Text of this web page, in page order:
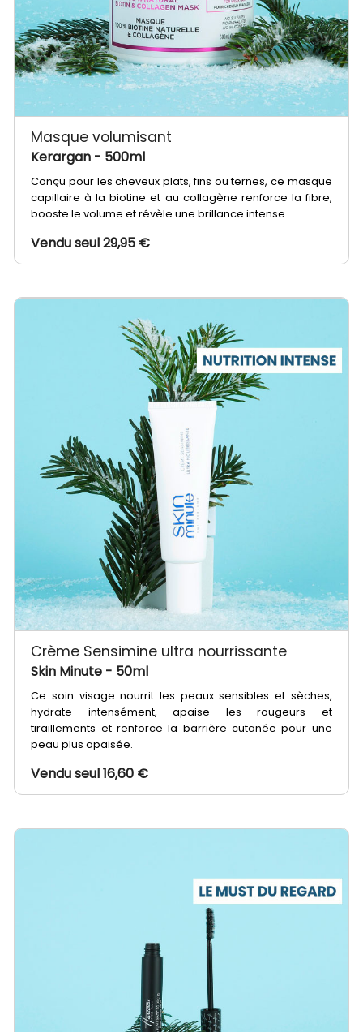
Masque volumisant
Kerargan - 500ml
Conçu pour les cheveux plats, fins ou ternes, ce masque
capillaire à la biotine et au collagène renforce la fibre,
booste le volume et révèle une brillance intense.
Vendu seul 29,95 €
Crème Sensimine ultra nourrissante
Skin Minute - 50ml
Ce soin visage nourrit les peaux sensibles et sèches,
hydrate intensément, apaise les rougeurs et
tiraillements et renforce la barrière cutanée pour une
peau plus apaisée.
Vendu seul 16,60 €